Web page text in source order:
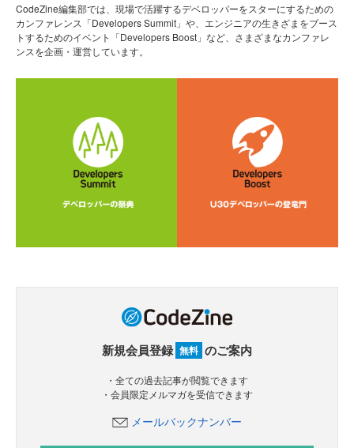
CodeZine編集部では、現場で活躍するデベロッパーをスターにするための
カンファレンス「Developers Summit」や、エンジニアの生きざまをブース
トするためのイベント「Developers Boost」など、さまざまなカンファレ
ンスを企画・運営しています。
新規会員登録 無料 のご案内
・全ての過去記事が閲覧できます
・会員限定メルマガを受信できます
メールバックナンバー